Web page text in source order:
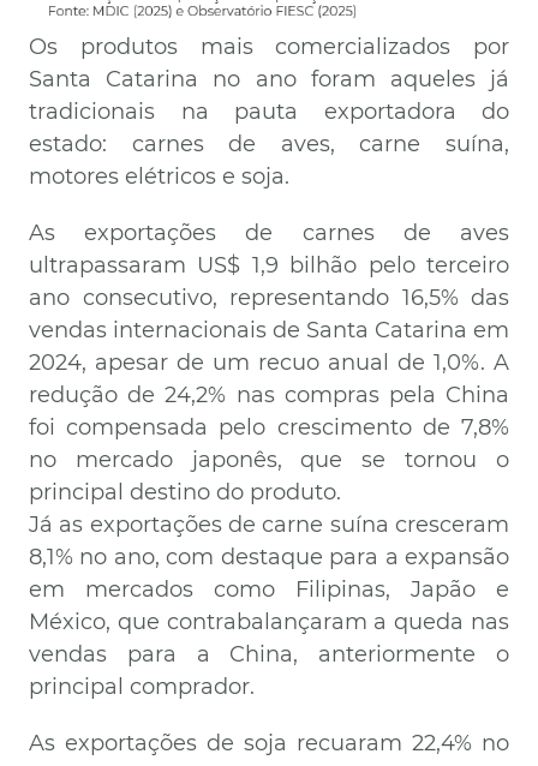
Os produtos mais comercializados por
Santa Catarina no ano foram aqueles já
tradicionais na pauta exportadora do
estado: carnes de aves, carne suína,
motores elétricos e soja.
As exportações de carnes de aves
ultrapassaram US$ 1,9 bilhão pelo terceiro
ano consecutivo, representando 16,5% das
vendas internacionais de Santa Catarina em
2024, apesar de um recuo anual de 1,0%. A
redução de 24,2% nas compras pela China
foi compensada pelo crescimento de 7,8%
no mercado japonês, que se tornou o
principal destino do produto.
Já as exportações de carne suína cresceram
8,1% no ano, com destaque para a expansão
em mercados como Filipinas, Japão e
México, que contrabalançaram a queda nas
vendas para a China, anteriormente o
principal comprador.
As exportações de soja recuaram 22,4% no